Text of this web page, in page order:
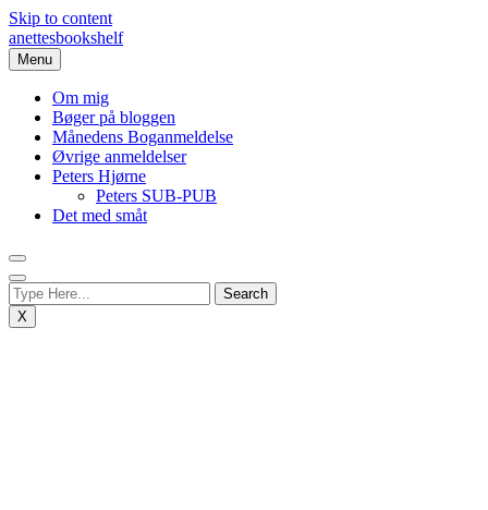
Skip to content
anettesbookshelf
Menu
Om mig
Bøger på bloggen
Månedens Boganmeldelse
Øvrige anmeldelser
Peters Hjørne
Peters SUB-PUB
Det med småt
X